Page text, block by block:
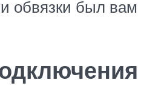
обвязки был вам